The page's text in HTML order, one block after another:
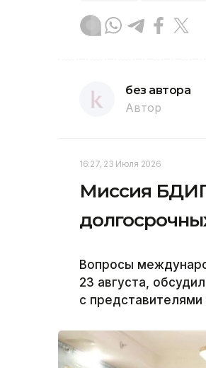
без автора
Автор
16:27, 23 Июля 2026
Миссия
Вопросы
23 августа,
с